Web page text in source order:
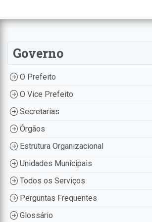
Governo
O Prefeito
O Vice Prefeito
Secretarias
Órgãos
Estrutura Organizacional
Unidades Municipais
Todos os Serviços
Perguntas Frequentes
Glossário